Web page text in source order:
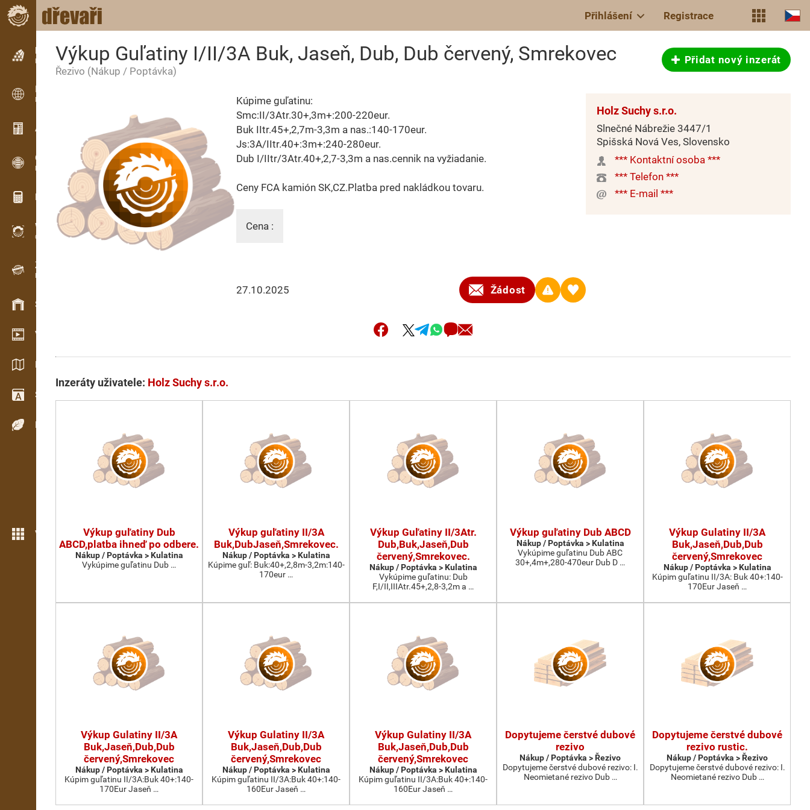
Přihlášení Registrace
Inzerce
Řádková inzerce
Inzerce
Mezinárodní inzerce
Aktuality / Články
OPTI-TIMB
Pořezová schémata
Dřevařské kalkulačky
WoodProfi
Objem dřeva s AI
Záznamník
Evidence dřeva v terénu
Skladové hospodářství
Video showroom
Katalogy / Brožury
Slovník
Dřeviny
Více možností
Výkup Guľatiny I/II/3A Buk, Jaseň, Dub, Dub červený, Smrekovec
Řezivo (Nákup / Poptávka)
Přidat nový inzerát
Kúpime guľatinu:
Smc:II/3Atr.30+,3m+:200-220eur.
Buk IItr.45+,2,7m-3,3m a nas.:140-170eur.
Js:3A/IItr.40+:3m+:240-280eur.
Dub I/IItr/3Atr.40+,2,7-3,3m a nas.cennik na vyžiadanie.
Ceny FCA kamión SK,CZ.Platba pred nakládkou tovaru.
Cena :
27.10.2025 Žádost
Holz Suchy s.r.o.
Slnečné Nábrežie 3447/1
Spišská Nová Ves, Slovensko
*** Kontaktní osoba ***
*** Telefon ***
*** E-mail ***
Inzeráty uživatele: Holz Suchy s.r.o.
Výkup guľatiny Dub
ABCD,platba ihneď po odbere.
Nákup / Poptávka > Kulatina
Vykúpime guľatinu Dub …
Výkup guľatiny II/3A
Buk,DubJaseň,Smrekovec.
Nákup / Poptávka > Kulatina
Kúpime guľ: Buk:40+,2,8m-3,2m:140-
170eur …
Výkup Guľatiny II/3Atr.
Dub,Buk,Jaseň,Dub
červený,Smrekovec.
Nákup / Poptávka > Kulatina
Vykúpime guľatinu: Dub
F,I/II,IIIAtr.45+,2,8-3,2m a …
Výkup guľatiny Dub ABCD
Nákup / Poptávka > Kulatina
Vykúpime guľatinu Dub ABC
30+,4m+,280-470eur Dub D …
Výkup Gulatiny II/3A
Buk,Jaseň,Dub,Dub
červený,Smrekovec
Nákup / Poptávka > Kulatina
Kúpim guľatinu II/3A: Buk 40+:140-
170Eur Jaseň …
Výkup Gulatiny II/3A
Buk,Jaseň,Dub,Dub
červený,Smrekovec
Nákup / Poptávka > Kulatina
Kúpim guľatinu II/3A:Buk 40+:140-
170Eur Jaseň …
Výkup Gulatiny II/3A
Buk,Jaseň,Dub,Dub
červený,Smrekovec
Nákup / Poptávka > Kulatina
Kúpim guľatinu II/3A:Buk 40+:140-
160Eur Jaseň …
Výkup Gulatiny II/3A
Buk,Jaseň,Dub,Dub
červený,Smrekovec
Nákup / Poptávka > Kulatina
Kúpim guľatinu II/3A:Buk 40+:140-
160Eur Jaseň …
Dopytujeme čerstvé dubové
rezivo
Nákup / Poptávka > Řezivo
Dopytujeme čerstvé dubové rezivo: I.
Neomietané rezivo Dub …
Dopytujeme čerstvé dubové
rezivo rustic.
Nákup / Poptávka > Řezivo
Dopytujeme čerstvé dubové rezivo: I.
Neomietané rezivo Dub …